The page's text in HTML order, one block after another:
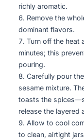
richly aromatic.
Remove the
dominant flavors.
Turn off the heat
minutes; this
pouring.
Carefully pour
sesame mixture.
toasts the
release the layered
Allow to cool
to clean, airtight